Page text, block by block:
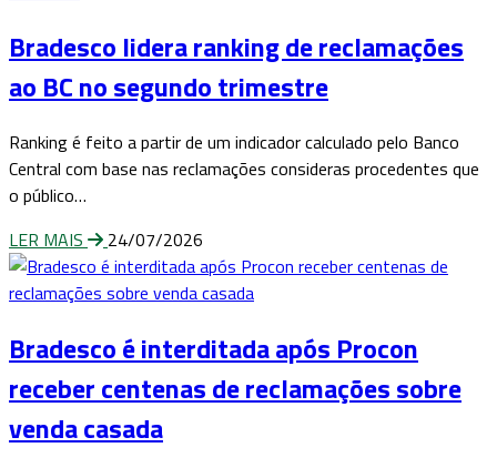
Bradesco lidera ranking de reclamações
ao BC no segundo trimestre
Ranking é feito a partir de um indicador calculado pelo Banco
Central com base nas reclamações consideras procedentes que
o público…
LER MAIS
24/07/2026
Bradesco é interditada após Procon
receber centenas de reclamações sobre
venda casada